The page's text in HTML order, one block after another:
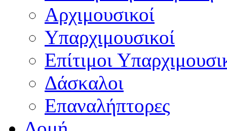
Aρχιμουσικοί
Υπαρχιμουσικοί
Επίτιμοι
Δάσκαλοι
Επαναλήπτορες